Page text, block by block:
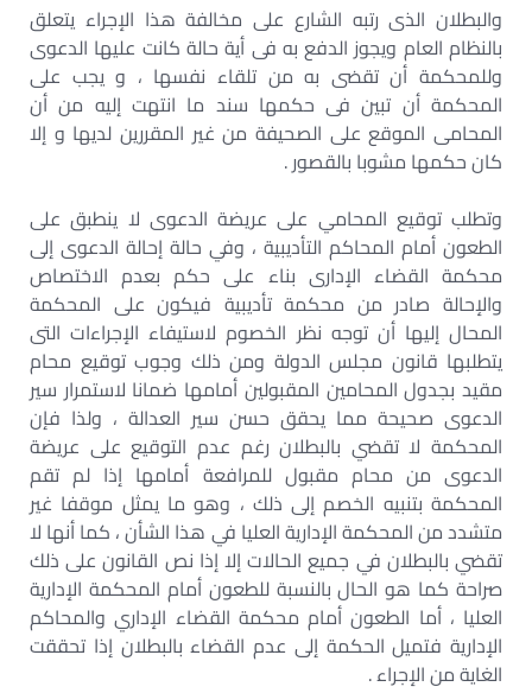
والبطلان الذى رتبه الشارع على مخالفة هذا الإجراء يتعلق
بالنظام العام ويجوز الدفع به فى أية حالة كانت عليها الدعوى
وللمحكمة أن تقضى به من تلقاء نفسها ، و يجب على
المحكمة أن تبين فى حكمها سند ما انتهت إليه من أن
المحامى الموقع على الصحيفة من غير المقررين لديها و إلا
كان حكمها مشوبا بالقصور .
وتطلب توقيع المحامي على عريضة الدعوى لا ينطبق على
الطعون أمام المحاكم التأديبية ، وفي حالة إحالة الدعوى إلى
محكمة القضاء الإدارى بناء على حكم بعدم الاختصاص
والإحالة صادر من محكمة تأديبية فيكون على المحكمة
المحال إليها أن توجه نظر الخصوم لاستيفاء الإجراءات التى
يتطلبها قانون مجلس الدولة ومن ذلك وجوب توقيع محام
مقيد بجدول المحامين المقبولين أمامها ضمانا لاستمرار سير
الدعوى صحيحة مما يحقق حسن سير العدالة ، ولذا فإن
المحكمة لا تقضي بالبطلان رغم عدم التوقيع على عريضة
الدعوى من محام مقبول للمرافعة أمامها إذا لم تقم
المحكمة بتنبيه الخصم إلى ذلك ، وهو ما يمثل موقفا غير
متشدد من المحكمة الإدارية العليا في هذا الشأن ، كما أنها لا
تقضي بالبطلان في جميع الحالات إلا إذا نص القانون على ذلك
صراحة كما هو الحال بالنسبة للطعون أمام المحكمة الإدارية
العليا ، أما الطعون أمام محكمة القضاء الإداري والمحاكم
الإدارية فتميل الحكمة إلى عدم القضاء بالبطلان إذا تحققت
الغاية من الإجراء .